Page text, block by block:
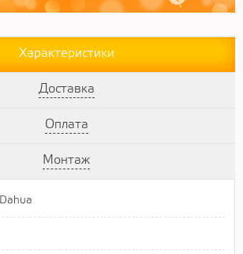
Характеристики
Доставка
Оплата
Монтаж
Dahua